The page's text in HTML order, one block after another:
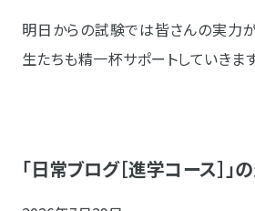
明日からの試験では皆さんの実力
生たちも精一杯サポートしていきます
「日常ブログ［進学コース］」